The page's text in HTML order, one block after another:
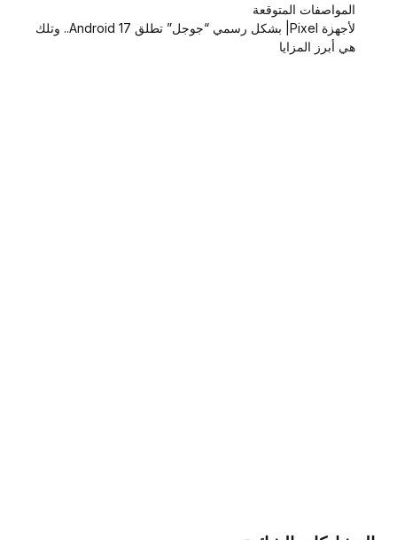
المواصفات المتوقعة
لأجهزة Pixel| بشكل رسمي “جوجل” تطلق Android 17.. وتلك
هي أبرز المزايا